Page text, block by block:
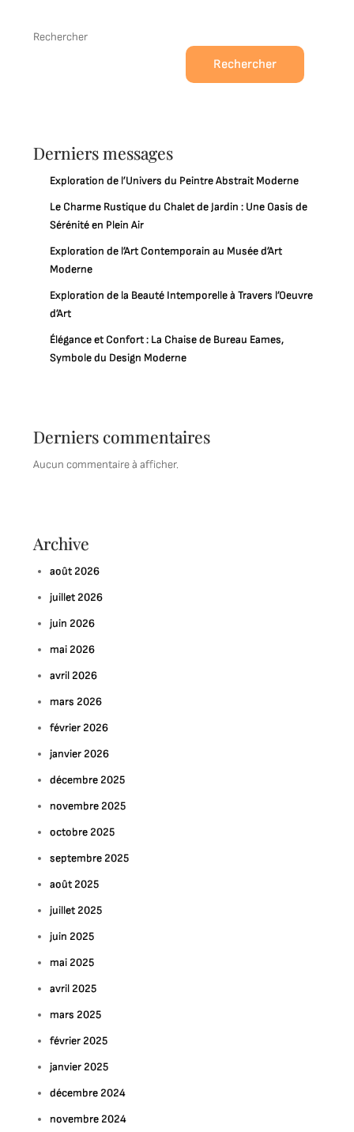
Rechercher
Rechercher
Derniers messages
Exploration de l’Univers du Peintre Abstrait Moderne
Le Charme Rustique du Chalet de Jardin : Une Oasis de
Sérénité en Plein Air
Exploration de l’Art Contemporain au Musée d’Art
Moderne
Exploration de la Beauté Intemporelle à Travers l’Oeuvre
d’Art
Élégance et Confort : La Chaise de Bureau Eames,
Symbole du Design Moderne
Derniers commentaires
Aucun commentaire à afficher.
Archive
août 2026
juillet 2026
juin 2026
mai 2026
avril 2026
mars 2026
février 2026
janvier 2026
décembre 2025
novembre 2025
octobre 2025
septembre 2025
août 2025
juillet 2025
juin 2025
mai 2025
avril 2025
mars 2025
février 2025
janvier 2025
décembre 2024
novembre 2024